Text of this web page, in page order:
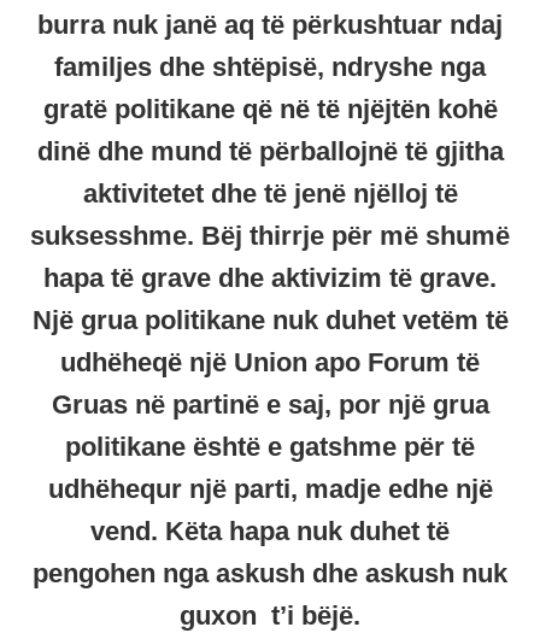
burra nuk janë aq të përkushtuar ndaj
familjes dhe shtëpisë, ndryshe nga
gratë politikane që në të njëjtën kohë
dinë dhe mund të përballojnë të gjitha
aktivitetet dhe të jenë njëlloj të
suksesshme. Bëj thirrje për më shumë
hapa të grave dhe aktivizim të grave.
Një grua politikane nuk duhet vetëm të
udhëheqë një Union apo Forum të
Gruas në partinë e saj, por një grua
politikane është e gatshme për të
udhëhequr një parti, madje edhe një
vend. Këta hapa nuk duhet të
pengohen nga askush dhe askush nuk
guxon t’i bëjë.